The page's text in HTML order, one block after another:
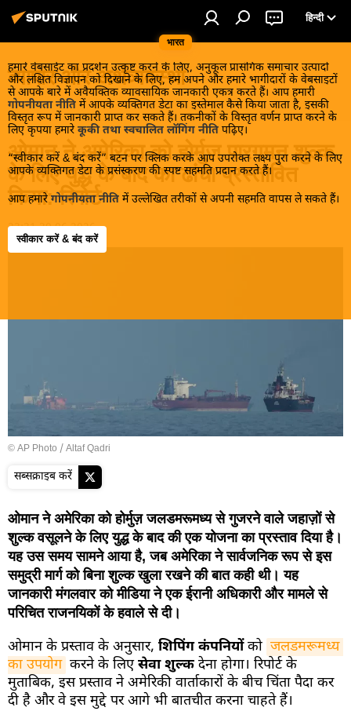
भारत
हिन्दी
हमारे वेबसाईट का प्रदर्शन उत्कृष्ट करने के लिए, अनुकूल प्रासंगिक समाचार उत्पादों
और लक्षित विज्ञापन को दिखाने के लिए, हम अपने और हमारे भागीदारों के वेबसाइटों
से आपके बारे में अवैयक्तिक व्यावसायिक जानकारी एकत्र करते हैं। आप हमारी
गोपनीयता नीति में आपके व्यक्तिगत डेटा का इस्तेमाल कैसे किया जाता है, इसकी
विस्तृत रूप में जानकारी प्राप्त कर सकते हैं। तकनीकों के विस्तृत वर्णन प्राप्त करने के
लिए कृपया हमारे कूकी तथा स्वचालित लॉगिंग नीति पढ़िए।
“स्वीकार करें & बंद करें” बटन पर क्लिक करके आप उपरोक्त लक्ष्य पुरा करने के लिए
आपके व्यक्तिगत डेटा के प्रसंस्करण की स्पष्ट सहमति प्रदान करते हैं।
आप हमारे गोपनीयता नीति में उल्लेखित तरीकों से अपनी सहमति वापस ले सकते हैं।
स्वीकार करें & बंद करें
व्यापार और अर्थव्यवस्था
ओमान ने अमेरिका को होर्मुज़ पारगमन शुल्क
के लिए युद्ध के बाद का ढांचा प्रस्तावित
किया: रिपोर्ट
23:31 30.06.2026
© AP Photo / Altaf Qadri
सब्सक्राइब करें
ओमान ने अमेरिका को होर्मुज़ जलडमरूमध्य से गुजरने वाले जहाज़ों से
शुल्क वसूलने के लिए युद्ध के बाद की एक योजना का प्रस्ताव दिया है।
यह उस समय सामने आया है, जब अमेरिका ने सार्वजनिक रूप से इस
समुद्री मार्ग को बिना शुल्क खुला रखने की बात कही थी। यह
जानकारी मंगलवार को मीडिया ने एक ईरानी अधिकारी और मामले से
परिचित राजनयिकों के हवाले से दी।
ओमान के प्रस्ताव के अनुसार, शिपिंग कंपनियोंको जलडमरूमध्य
का उपयोग करने के लिएसेवा शुल्क देना होगा। रिपोर्ट के
मुताबिक, इस प्रस्ताव ने अमेरिकी वार्ताकारों के बीच चिंता पैदा कर
दी है और वे इस मुद्दे पर आगे भी बातचीत करना चाहते हैं।